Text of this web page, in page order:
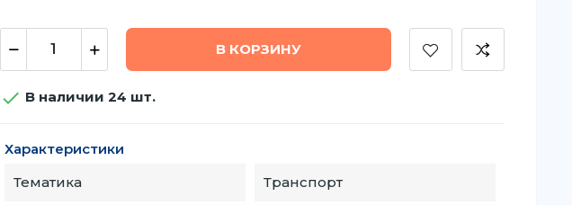
В КОРЗИНУ
 В наличии 24 шт.
Характеристики
Тематика
Транспорт